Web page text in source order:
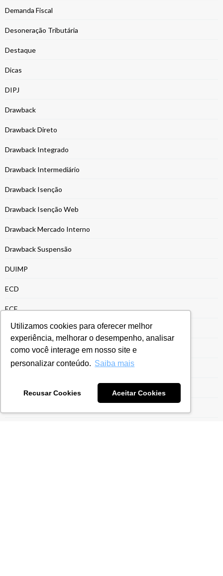
Utilizamos cookies para oferecer melhor
experiência, melhorar o desempenho, analisar
como você interage em nosso site e
personalizar conteúdo. Saiba mais
Recusar Cookies Aceitar Cookies
Demanda Fiscal
Desoneração Tributária
Destaque
Dicas
DIPJ
Drawback
Drawback Direto
Drawback Integrado
Drawback Intermediário
Drawback Isenção
Drawback Isenção Web
Drawback Mercado Interno
Drawback Suspensão
DUIMP
ECD
ECF
EFD-REINF
Energia e Recursos Naturais
Entrega da ECF